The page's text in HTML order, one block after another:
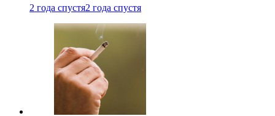
2 года спустя2 года спустя